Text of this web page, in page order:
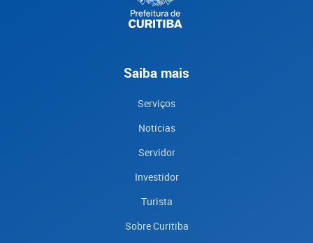
Saiba mais
Serviços
Notícias
Servidor
Investidor
Turista
Sobre Curitiba